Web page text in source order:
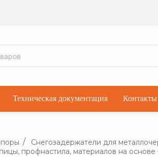
Техническая документация Контакты
Снегозадержатели для
профнастила, материалов на